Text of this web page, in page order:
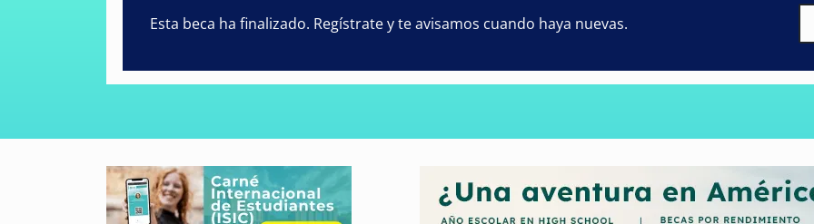
Esta beca ha finalizado. Regístrate y te avisamos cuando haya nuevas.